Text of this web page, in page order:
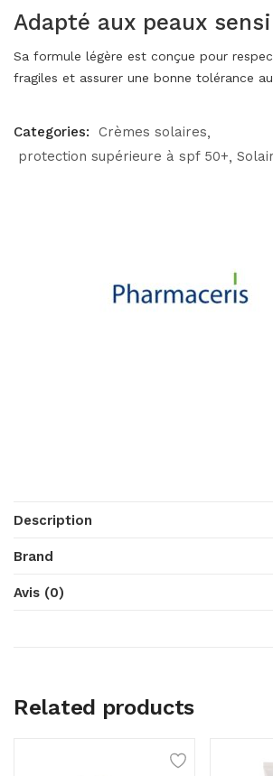
Adapté aux peaux
Sa formule légère est conçue pour
fragiles et assurer une bonne tolérance
Categories:
Crèmes solaires
protection supérieure à spf 50+
Description
Brand
Avis (0)
Related products